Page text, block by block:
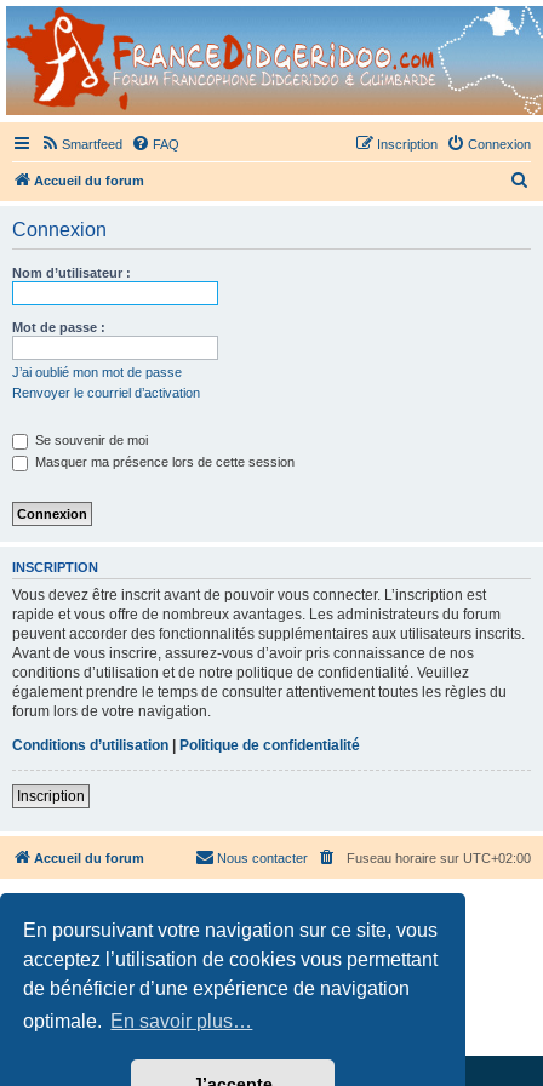
En poursuivant votre navigation sur ce site, vous
acceptez l’utilisation de cookies vous permettant
de bénéficier d’une expérience de navigation
optimale. En savoir plus…
France Didgeridoo
Didgeridoo et Guimbarde sur France Didgeridoo - retrouvez la communauté.
Smartfeed FAQ Connexion
Inscription
Accueil du forum
Connexion
Nom d’utilisateur :
Mot de passe :
J’ai oublié mon mot de passe
Renvoyer le courriel d’activation
Se souvenir de moi
Masquer ma présence lors de cette session
INSCRIPTION
Vous devez être inscrit avant de pouvoir vous connecter. L’inscription est
rapide et vous offre de nombreux avantages. Les administrateurs du forum
peuvent accorder des fonctionnalités supplémentaires aux utilisateurs inscrits.
Avant de vous inscrire, assurez-vous d’avoir pris connaissance de nos
conditions d’utilisation et de notre politique de confidentialité. Veuillez
également prendre le temps de consulter attentivement toutes les règles du
forum lors de votre navigation.
Conditions d’utilisation
Politique de confidentialité
Inscription
Accueil du forum Fuseau horaire sur UTC+02:00
Nous contacter
Développé parphpBB® Forum Software © phpBB Limited
Confidentialité